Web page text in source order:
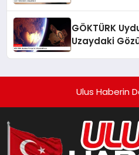
GÖKTÜRK
Uzaydaki
Ulus Haberin